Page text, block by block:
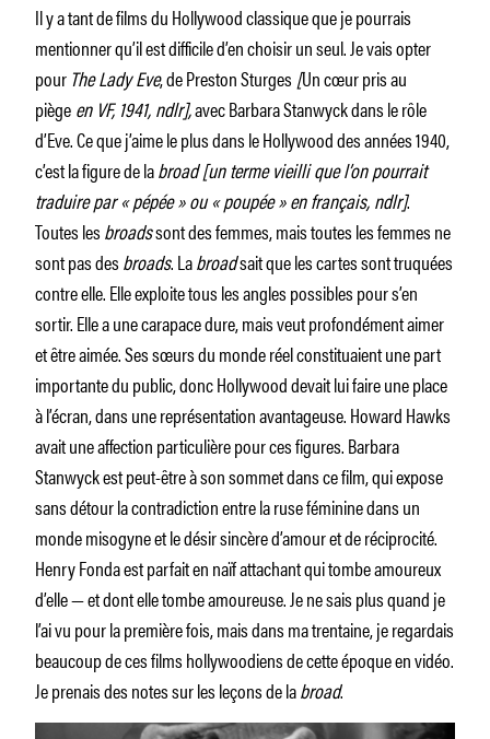
Il y a tant de films du Hollywood classique que je pourrais
mentionner qu’il est difficile d’en choisir un seul. Je vais opter
pour The Lady Eve, de Preston Sturges[Un cœur pris au
piègeen VF, 1941, ndlr],avec Barbara Stanwyck dans le rôle
d’Eve. Ce que j’aime le plus dans le Hollywood des années 1940,
c’est la figure de labroad [un terme vieilli que l’on pourrait
traduire par « pépée » ou « poupée » en français, ndlr].
Toutes lesbroadssont des femmes, mais toutes les femmes ne
sont pas desbroads. Labroadsait que les cartes sont truquées
contre elle. Elle exploite tous les angles possibles pour s’en
sortir. Elle a une carapace dure, mais veut profondément aimer
et être aimée. Ses sœurs du monde réel constituaient une part
importante du public, donc Hollywood devait lui faire une place
à l’écran, dans une représentation avantageuse. Howard Hawks
avait une affection particulière pour ces figures. Barbara
Stanwyck est peut-être à son sommet dans ce film, qui expose
sans détour la contradiction entre la ruse féminine dans un
monde misogyne et le désir sincère d’amour et de réciprocité.
Henry Fonda est parfait en naïf attachant qui tombe amoureux
d’elle — et dont elle tombe amoureuse. Je ne sais plus quand je
l’ai vu pour la première fois, mais dans ma trentaine, je regardais
beaucoup de ces films hollywoodiens de cette époque en vidéo.
Je prenais des notes sur les leçons de labroad.